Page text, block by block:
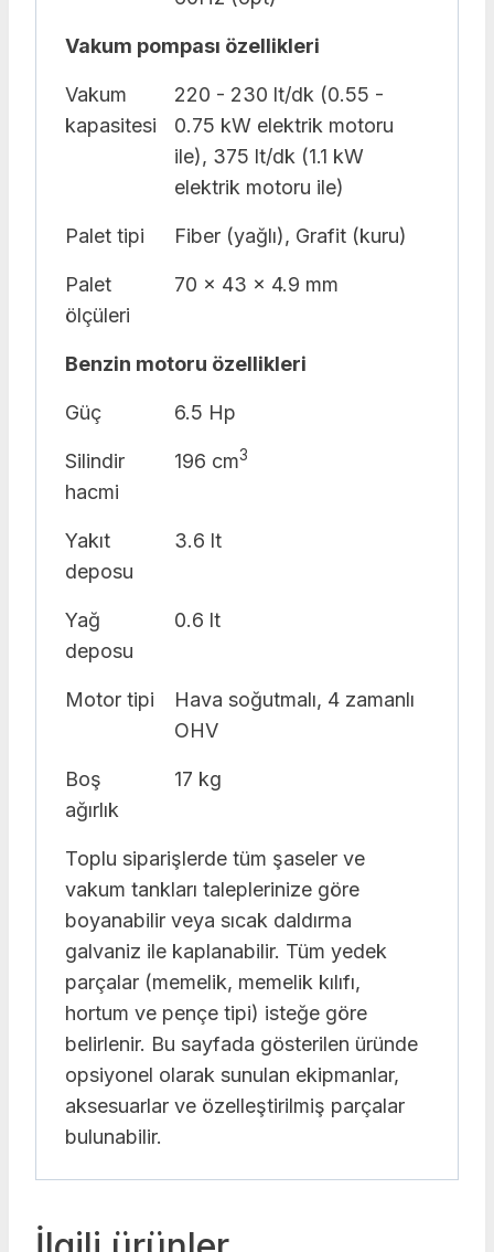
Vakum pompası özellikleri
Vakum
kapasitesi
220 - 230 lt/dk (0.55 -
0.75 kW elektrik motoru
ile), 375 lt/dk (1.1 kW
elektrik motoru ile)
Palet tipi Fiber (yağlı), Grafit (kuru)
Palet
ölçüleri
70 x 43 x 4.9 mm
Benzin motoru özellikleri
Güç 6.5 Hp
Silindir
hacmi
196 cm3
Yakıt
deposu
3.6 lt
Yağ
deposu
0.6 lt
Motor tipi
Hava soğutmalı, 4 zamanlı
OHV
Boş
ağırlık
17 kg
Toplu siparişlerde tüm şaseler ve
vakum tankları taleplerinize göre
boyanabilir veya sıcak daldırma
galvaniz ile kaplanabilir. Tüm yedek
parçalar (memelik, memelik kılıfı,
hortum ve pençe tipi) isteğe göre
belirlenir. Bu sayfada gösterilen üründe
opsiyonel olarak sunulan ekipmanlar,
aksesuarlar ve özelleştirilmiş parçalar
bulunabilir.